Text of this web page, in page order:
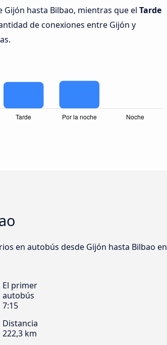
Gijón hasta Bilbao, mientras que el Tarde
de conexiones entre Gijón y
en autobús desde Gijón hasta Bilbao en
El primer
autobús
7:15
Distancia
222,3 km